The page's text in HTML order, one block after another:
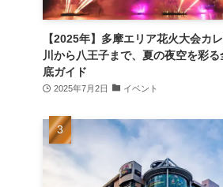
【2025年】多摩エリア花火大会カ
川から八王子まで、夏の夜空を彩
底ガイド
2025年7月2日 イベント